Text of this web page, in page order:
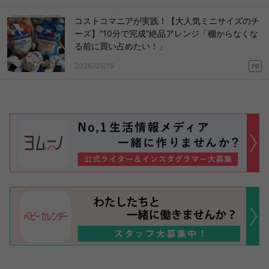
コストコマニアが実践！【大人気ミニサイズのチ
ーズ】“10分で完成”絶品アレンジ「棚からなくな
る前に買い占めたい！」
2026/05/19 PR